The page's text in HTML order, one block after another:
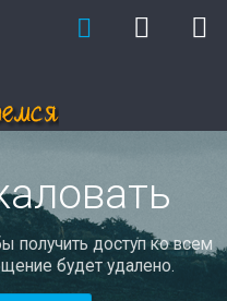
получить доступ ко всем
будет удалено.